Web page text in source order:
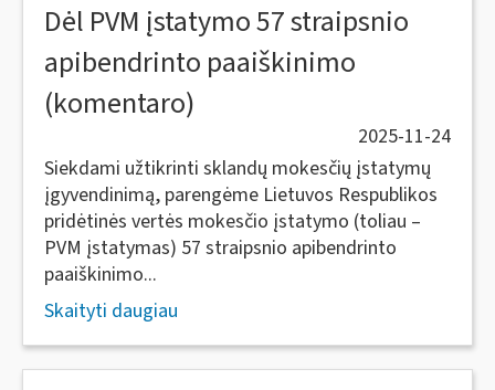
Dėl PVM įstatymo 57 straipsnio
apibendrinto paaiškinimo
(komentaro)
2025-11-24
Siekdami užtikrinti sklandų mokesčių įstatymų
įgyvendinimą, parengėme Lietuvos Respublikos
pridėtinės vertės mokesčio įstatymo (toliau –
PVM įstatymas) 57 straipsnio apibendrinto
paaiškinimo...
Skaityti daugiau